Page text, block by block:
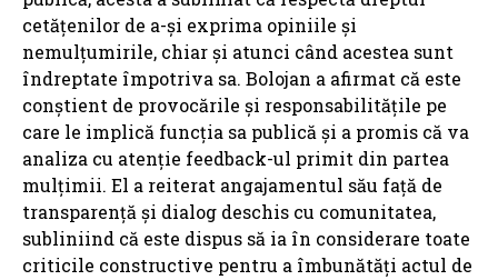
cetățenilor de a-și exprima opiniile și
nemulțumirile, chiar și atunci când acestea sunt
îndreptate împotriva sa. Bolojan a afirmat că este
conștient de provocările și responsabilitățile pe
care le implică funcția sa publică și a promis că va
analiza cu atenție feedback-ul primit din partea
mulțimii. El a reiterat angajamentul său față de
transparență și dialog deschis cu comunitatea,
subliniind că este dispus să ia în considerare toate
criticile constructive pentru a îmbunătăți actul de